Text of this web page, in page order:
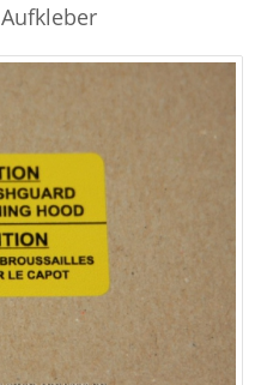
Aufkleber